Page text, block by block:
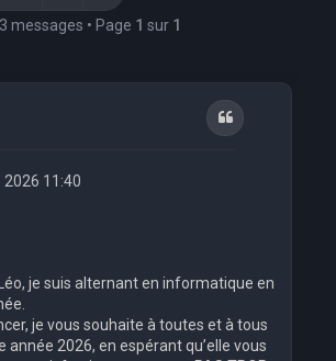
3 messages • Page 1 sur 1
Citation
2026 11:40
je suis alternant en informatique en
je vous souhaite à toutes et à tous
année 2026, en espérant qu’elle vous